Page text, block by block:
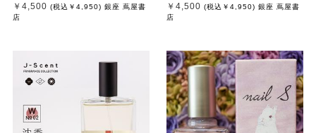
￥4,500 (税込 ￥4,950) 銀座 蔦屋書
店
￥4,500 (税込 ￥4,950) 銀座 蔦屋書
店